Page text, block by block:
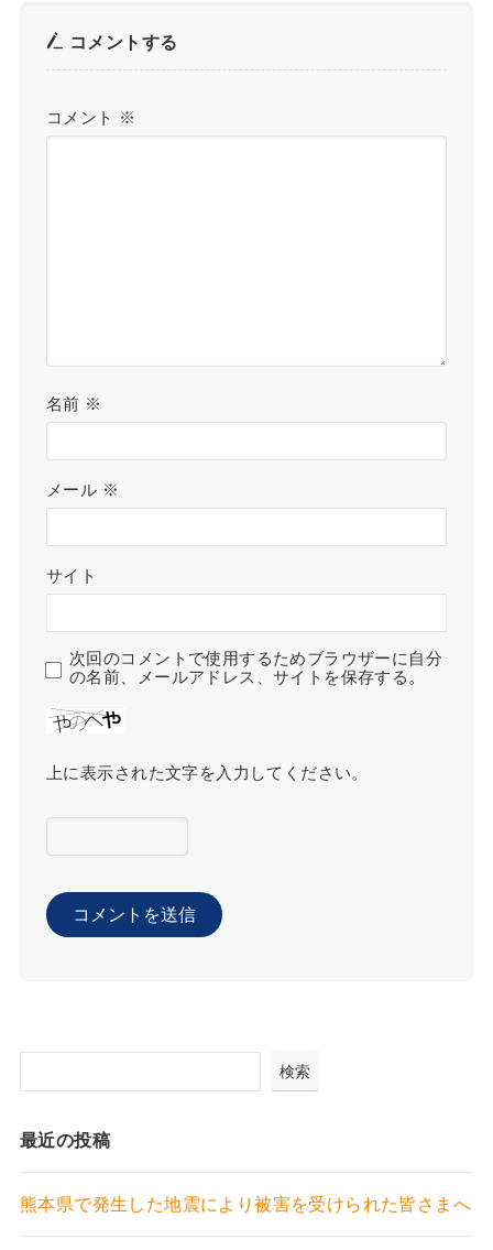
コメントする
コメント ※
名前 ※
メール ※
サイト
次回のコメントで使用するためブラウザーに自分
の名前、メールアドレス、サイトを保存する。
上に表示された文字を入力してください。
検索
最近の投稿
熊本県で発生した地震により被害を受けられた皆さまへ